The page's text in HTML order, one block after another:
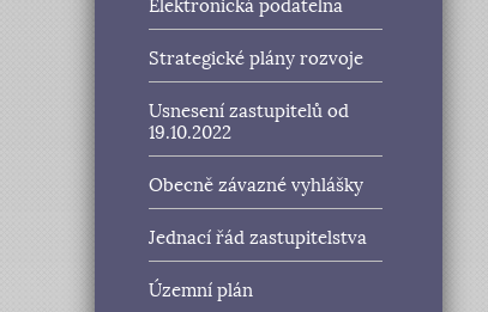
Elektronická podatelna
Strategické plány rozvoje
Usnesení zastupitelů od
19.10.2022
Obecně závazné vyhlášky
Jednací řád zastupitelstva
Územní plán